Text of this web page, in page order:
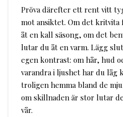
Pröva därefter ett rent vitt
mot ansiktet. Om det
åt en kall säsong, om det
lutar du åt en varm. Lägg
egen kontrast: om hår, hud
varandra i ljushet har du låg
troligen hemma bland de
om skillnaden är stor lutar
vår.